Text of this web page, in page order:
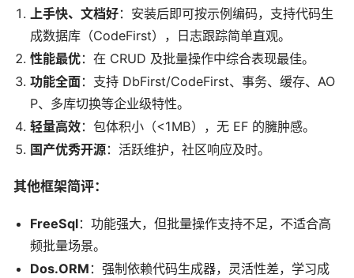
上手快、文档好：安装后即可按示例编码，支持代码生
成数据库（CodeFirst），日志跟踪简单直观。
性能最优：在 CRUD 及批量操作中综合表现最佳。
功能全面：支持 DbFirst/CodeFirst、事务、缓存、AO
P、多库切换等企业级特性。
轻量高效：包体积小（<1MB），无 EF 的臃肿感。
国产优秀开源：活跃维护，社区响应及时。
其他框架简评：
FreeSql：功能强大，但批量操作支持不足，不适合高
频批量场景。
Dos.ORM ：强制依赖代码生成器，灵活性差，学习成